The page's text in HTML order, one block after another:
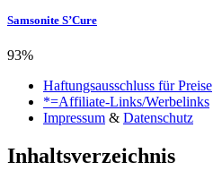
Samsonite S’Cure
93%
Haftungsausschluss für Preise
*=Affiliate-Links/Werbelinks
Impressum & Datenschutz
Inhaltsverzeichnis